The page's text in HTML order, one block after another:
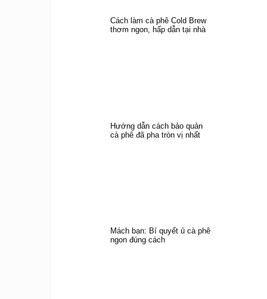
Cách làm cà phê Cold Brew
thơm ngon, hấp dẫn tại nhà
Hướng dẫn cách bảo quản
cà phê đã pha tròn vị nhất
Mách bạn: Bí quyết ủ cà phê
ngon đúng cách